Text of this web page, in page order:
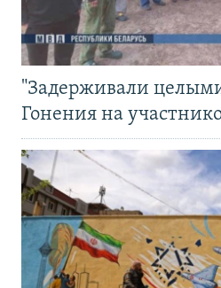
"Задерживали
Гонения на